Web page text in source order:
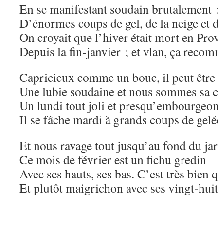
En se manifestant soudain brutalement
D’énormes coups de gel, de la neige
On croyait que l’hiver était mort en
Depuis la fin-janvier ; et vlan, ça
Capricieux comme un bouc, il peut
Une lubie soudaine et nous sommes sa
Un lundi tout joli et
Il se fâche mardi à grands coups de
Et nous ravage tout jusqu’au fond du
Ce mois de février est un fichu gredin
Avec ses hauts, ses bas. C’est très bien
Et plutôt maigrichon avec ses vingt-